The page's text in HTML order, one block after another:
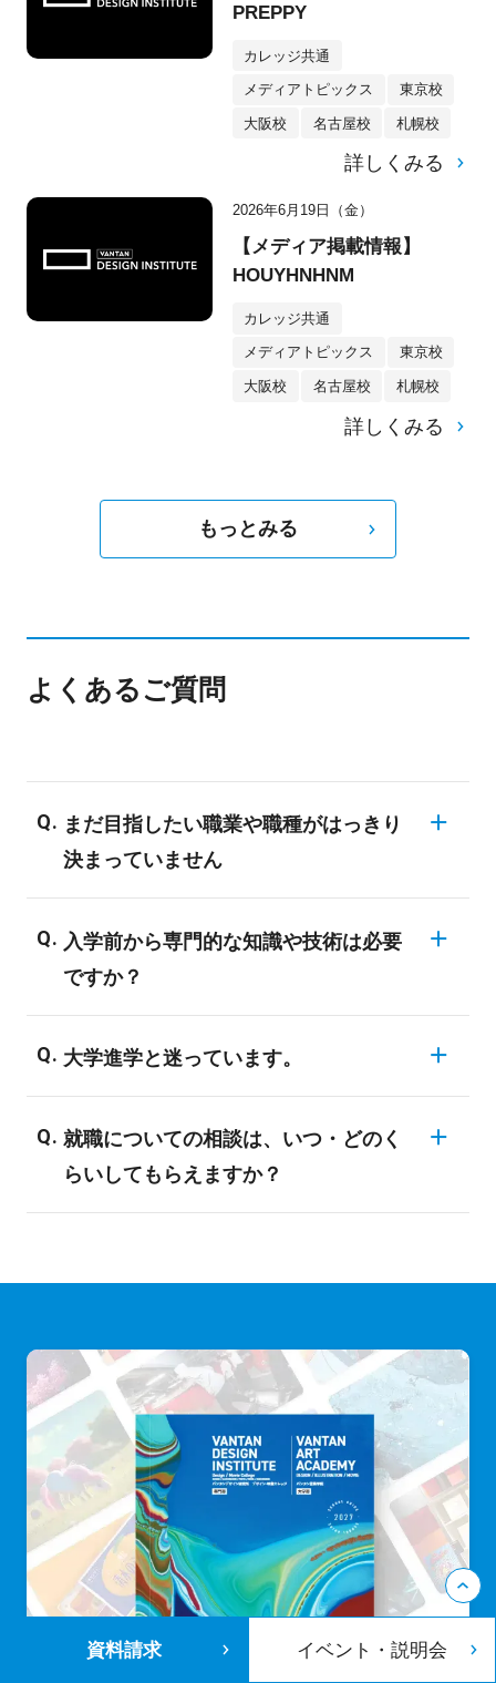
PREPPY
カレッジ共通
メディアトピックス 東京校
大阪校 名古屋校 札幌校
詳しくみる
2026年6月19日（金）
【メディア掲載情報】
HOUYHNHNM
カレッジ共通
メディアトピックス 東京校
大阪校 名古屋校 札幌校
詳しくみる
もっとみる
よくあるご質問
まだ目指したい職業や職種がはっきり
決まっていません
で、業界についての知識がない場合、明確
な目標を決められない学生も多いようで
す。バンタンでは業界の仕組みや現状、
様々な職種についてご説明する進路ガイダ
ンスを開催しています。興味のある業界に
ついては、ぜひ専門のスタッフにご相談し
てみてください。
入学前から専門的な知識や技術は必要
ですか？
験者や初心者です。全ての学科・専攻が未
経験者対応のカリキュラムになっており、
専門的な知識や技術は入学後にしっかり学
ぶことができます。
大学進学と迷っています。
の習得」により、自分の関心を深めていく
ことを目標としています。バンタンでは、
「現場実習やインターンシップ、企業・メ
志望業界の専門職に就くための技術習得や
くラインナップされています。目的が異な
るため、どちらに進むかによってその後の
就職などにも影響を与えることになるでし
ょう。まずは、自分は何がやりたいのかを
しっかり見つめなおし、検討することが必
要です。
就職についての相談は、いつ・どのく
らいしてもらえますか？
会・面接 このステップに合わせて、適時
アドバイスをさせて頂きます。早期に進路
の方向性を決定するためには、目標設定や
スケジューリングがとても重要になりま
す。採用活動ピーク時前に、ノウハウがわ
かるよう、個別面談では特にその部分のナ
ビゲートを重視しています。
資料請求 イベント・説明会